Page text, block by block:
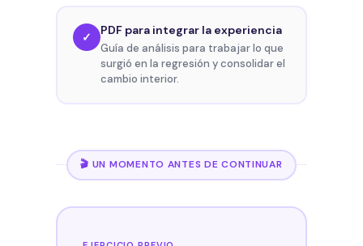
✓ PDF para integrar la experiencia
Guía de análisis para trabajar lo que
surgió en la regresión y consolidar el
cambio interior.
🎬 UN MOMENTO ANTES DE CONTINUAR